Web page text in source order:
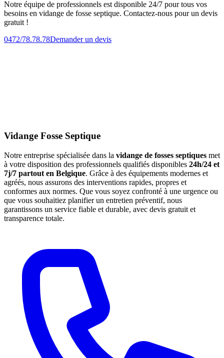
Notre équipe de professionnels est disponible 24/7 pour tous vos
besoins en vidange de fosse septique. Contactez-nous pour un devis
gratuit !
0472/78.78.78Demander un devis
Vidange Fosse Septique
Notre entreprise spécialisée dans la vidange de fosses septiques met
à votre disposition des professionnels qualifiés disponibles 24h/24 et
7j/7 partout en Belgique. Grâce à des équipements modernes et
agréés, nous assurons des interventions rapides, propres et
conformes aux normes. Que vous soyez confronté à une urgence ou
que vous souhaitiez planifier un entretien préventif, nous
garantissons un service fiable et durable, avec devis gratuit et
transparence totale.